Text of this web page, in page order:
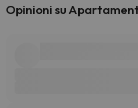
Opinioni su